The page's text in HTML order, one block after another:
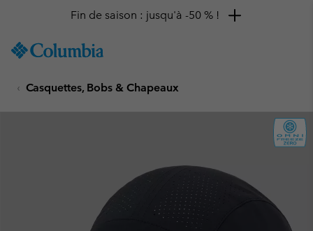
TO
SKIP
Fin de saison : jusqu'à -50 % !
Casquettes, Bobs & Chapeaux